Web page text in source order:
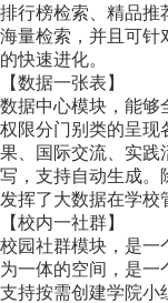
排行榜检索、精品推
海量检索，并且可针
的快速进化。
【数据一张表】
数据中心模块，能够
权限分门别类的呈现
果、国际交流、实践
写，支持自动生成。
发挥了大数据在学校
【校内一社群】
校园社群模块，是一
为一体的空间，是一
支持按需创建学院小